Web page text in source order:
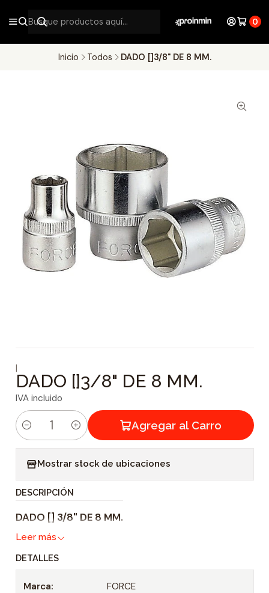
0
Inicio Todos DADO []3/8" DE 8 MM.
|
DADO []3/8" DE 8 MM.
IVA incluido
C
i
d
a
Agregar al Carro
Mostrar stock de ubicaciones
DESCRIPCIÓN
DADO [] 3/8" DE 8 MM.
Leer más
DETALLES
Marca: FORCE